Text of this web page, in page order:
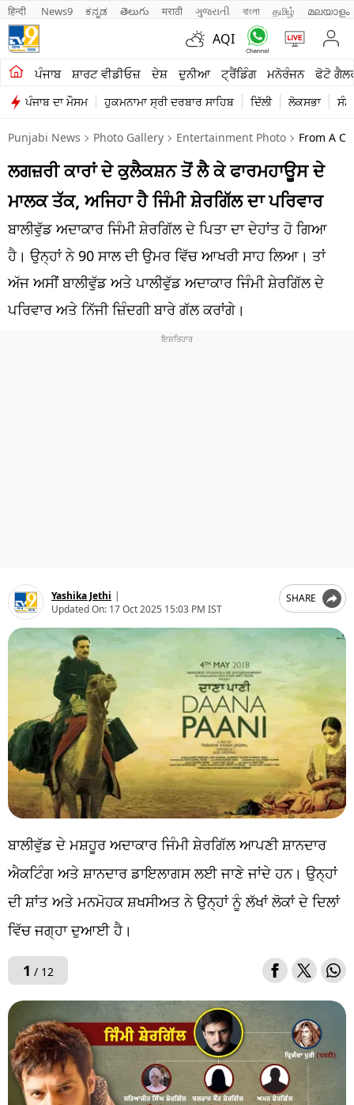
हिन्दी News9 ಕನ್ನಡ తెలుగు मराठी ગુજરાતી বাংলা தமிழ் മലയാളം
AQI
ਪੰਜਾਬ ਸ਼ਾਰਟ ਵੀਡੀਓਜ਼ ਦੇਸ਼ ਦੁਨੀਆ ਟ੍ਰੈਂਡਿੰਗ ਮਨੋਰੰਜਨ ਫੋਟੋ
ਪੰਜਾਬ ਦਾ ਮੌਸਮ ਹੁਕਮਨਾਮਾ ਸ੍ਰੀ ਦਰਬਾਰ ਸਾਹਿਬ ਦਿੱਲੀ ਲੋਕਸਭਾ
ਖੇਤੀਬਾੜੀ
ਸ਼ਾਰਟ ਵੀਡੀਓਜ਼
ਕਾਰੋਬਾਰ
ਕਰਿਅਰ
ਦੇਸ਼
ਲਾਈਫ ਸਟਾਈਲ
Punjabi News Photo Gallery Entertainment Photo From A
ਲਗਜ਼ਰੀ ਕਾਰਾਂ ਦੇ ਕੁਲੈਕਸ਼ਨ ਤੋਂ ਲੈ ਕੇ ਫਾਰਮਹਾਊਸ ਦੇ
ਮਾਲਕ ਤੱਕ, ਅਜਿਹਾ ਹੈ ਜਿੰਮੀ ਸ਼ੇਰਗਿੱਲ ਦਾ ਪਰਿਵਾਰ
ਬਾਲੀਵੁੱਡ ਅਦਾਕਾਰ ਜਿੰਮੀ ਸ਼ੇਰਗਿੱਲ ਦੇ ਪਿਤਾ ਦਾ ਦੇਹਾਂਤ ਹੋ ਗਿਆ
ਹੈ। ਉਨ੍ਹਾਂ ਨੇ 90 ਸਾਲ ਦੀ ਉਮਰ ਵਿੱਚ ਆਖਰੀ ਸਾਹ ਲਿਆ। ਤਾਂ
ਅੱਜ ਅਸੀਂ ਬਾਲੀਵੁੱਡ ਅਤੇ ਪਾਲੀਵੁੱਡ ਅਦਾਕਾਰ ਜਿੰਮੀ ਸ਼ੇਰਗਿੱਲ ਦੇ
ਪਰਿਵਾਰ ਅਤੇ ਨਿੱਜੀ ਜ਼ਿੰਦਗੀ ਬਾਰੇ ਗੱਲ ਕਰਾਂਗੇ।
Yashika Jethi |
Updated On: 17 Oct 2025 15:03 PM IST
SHARE
ਬਾਲੀਵੁੱਡ ਦੇ ਮਸ਼ਹੂਰ ਅਦਾਕਾਰ ਜਿੰਮੀ ਸ਼ੇਰਗਿੱਲ ਆਪਣੀ ਸ਼ਾਨਦਾਰ
ਐਕਟਿੰਗ ਅਤੇ ਸ਼ਾਨਦਾਰ ਡਾਇਲਾਗਸ ਲਈ ਜਾਣੇ ਜਾਂਦੇ ਹਨ। ਉਨ੍ਹਾਂ
ਦੀ ਸ਼ਾਂਤ ਅਤੇ ਮਨਮੋਹਕ ਸ਼ਖਸੀਅਤ ਨੇ ਉਨ੍ਹਾਂ ਨੂੰ ਲੱਖਾਂ ਲੋਕਾਂ ਦੇ ਦਿਲਾਂ
ਵਿੱਚ ਜਗ੍ਹਾ ਦੁਆਈ ਹੈ।
1 / 12